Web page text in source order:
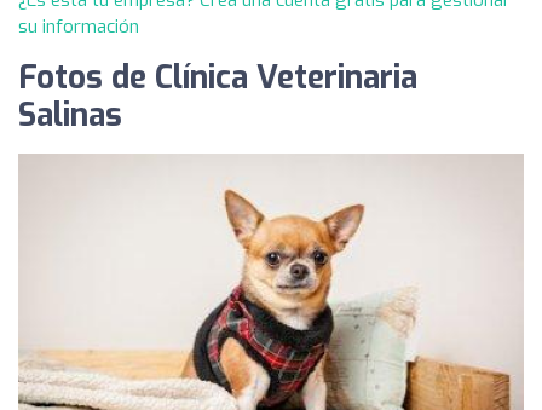
su información
Fotos de Clínica Veterinaria
Salinas